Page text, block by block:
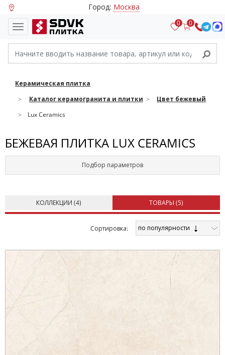
Город: Москва
0 0
Керамическая плитка
Каталог керамогранита и плитки
Цвет бежевый
Lux Ceramics
БЕЖЕВАЯ ПЛИТКА LUX CERAMICS
Подбор параметров
КОЛЛЕКЦИИ (4) ТОВАРЫ (5)
Cортировка: по популярности